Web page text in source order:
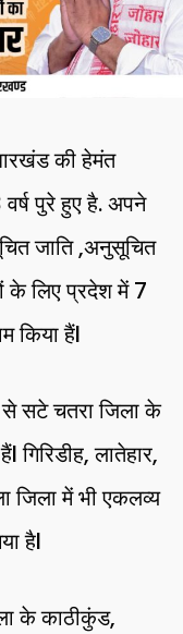
की हेमंत
पुरे हुए है. अपने
जाति ,अनुसूचित
के लिए प्रदेश में 7
किया हैंl
से सटे चतरा जिला के
लातेहार,
जिला में भी एकलव्य
हैl
के काठीकुंड,